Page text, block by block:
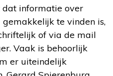
informatie over
te vinden is,
of via de mail
Vaak is behoorlijk
er uiteindelijk